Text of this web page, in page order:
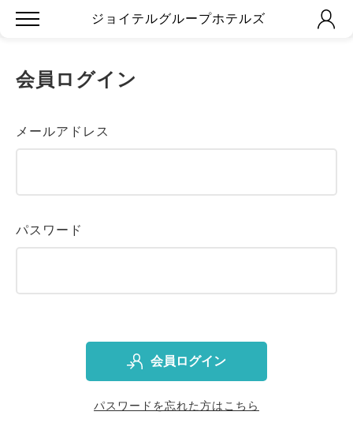
ジョイテルグループホテルズ
会員ログイン
メールアドレス
パスワード
会員ログイン
パスワードを忘れた方はこちら